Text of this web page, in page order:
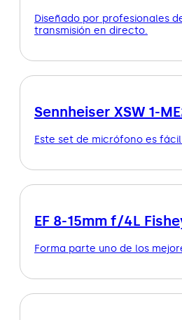
Diseñado por profesionales
transmisión en directo.
Sennheiser XSW 1-
Este set de micrófono es
EF 8-15mm f/4L
Forma parte uno de los